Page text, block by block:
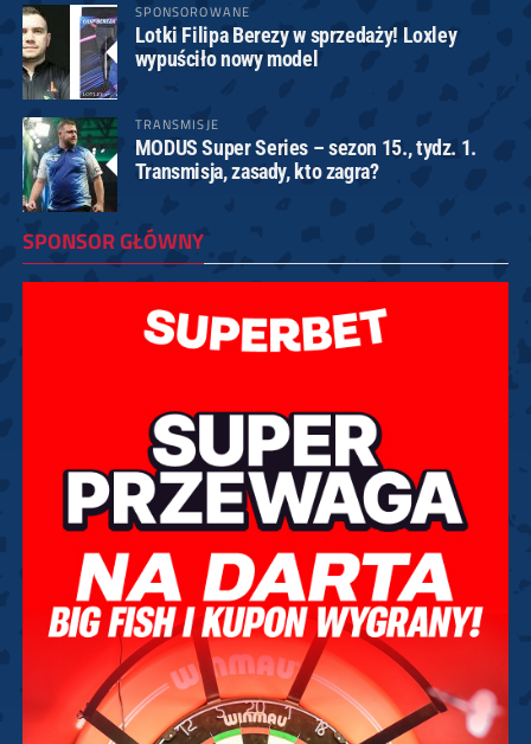
SPONSOROWANE
Lotki Filipa Berezy w sprzedaży! Loxley
wypuściło nowy model
TRANSMISJE
MODUS Super Series – sezon 15., tydz. 1.
Transmisja, zasady, kto zagra?
SPONSOR GŁÓWNY